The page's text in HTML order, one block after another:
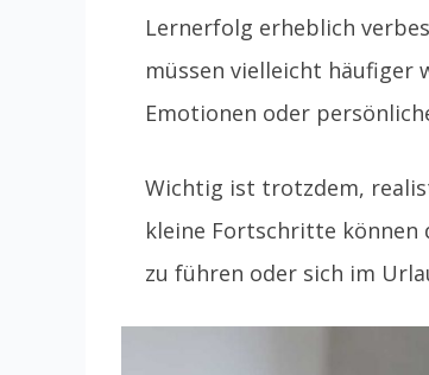
Lernerfolg erheblich
müssen vielleicht häufiger
Emotionen oder
Wichtig ist trotzdem,
kleine Fortschritte können
zu führen oder sich im